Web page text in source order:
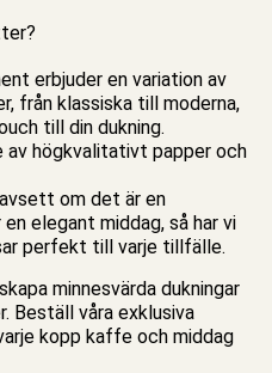
erbjuder en variation av
från klassiska till moderna,
till din dukning.
av högkvalitativt papper och
om det är en
elegant middag, så har vi
perfekt till varje tillfälle.
minnesvärda dukningar
Beställ våra exklusiva
kopp kaffe och middag